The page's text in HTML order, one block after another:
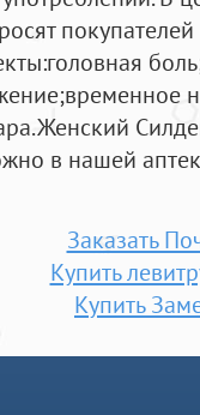
в нашей
Заказать
Купить
Купить